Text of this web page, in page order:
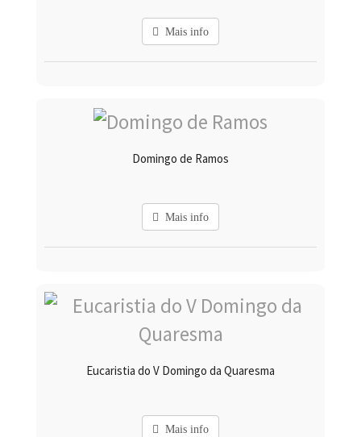
Mais info
Domingo de Ramos
Mais info
Eucaristia do V Domingo da Quaresma
Mais info